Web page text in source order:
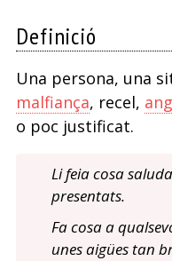
Definició
Una persona, una
malfiança, recel,
o poc justificat.
Li feia cosa
presentats.
Fa cosa a
unes aigües tan